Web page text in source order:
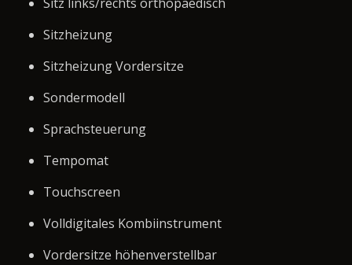
Sitzheizung
Sitzheizung Vordersitze
Sondermodell
Sprachsteuerung
Tempomat
Touchscreen
Volldigitales Kombiinstrument
Vordersitze höhenverstellbar